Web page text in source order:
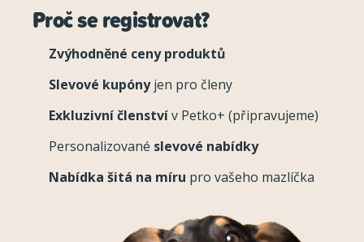
Proč se registrovat?
Zvýhodněné ceny produktů
Slevové kupónyjen pro členy
Exkluzivní členstvív Petko+ (připravujeme)
Personalizované slevové nabídky
Nabídka šitá na míru pro vašeho mazlíčka